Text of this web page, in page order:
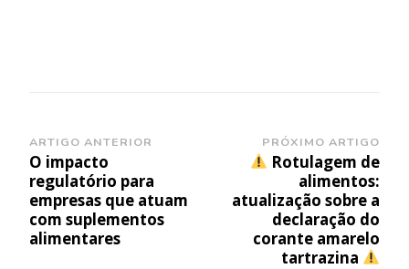
Navegação
de
post
ARTIGO ANTERIOR
O impacto
regulatório para
empresas que atuam
com suplementos
alimentares
PRÓXIMO ARTIGO
Rotulagem de
alimentos:
atualização sobre a
declaração do
corante amarelo
tartrazina